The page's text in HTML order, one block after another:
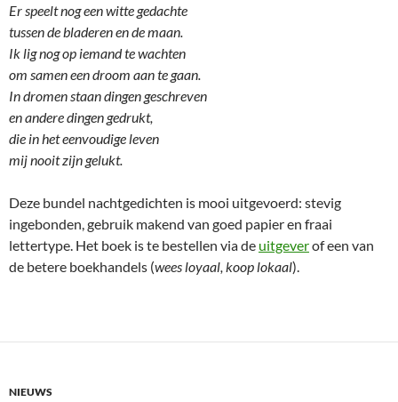
Er speelt nog een witte gedachte
tussen de bladeren en de maan.
Ik lig nog op iemand te wachten
om samen een droom aan te gaan.
In dromen staan dingen geschreven
en andere dingen gedrukt,
die in het eenvoudige leven
mij nooit zijn gelukt.
Deze bundel nachtgedichten is mooi uitgevoerd: stevig
ingebonden, gebruik makend van goed papier en fraai
lettertype. Het boek is te bestellen via de uitgeverof een van
de betere boekhandels (wees loyaal, koop lokaal).
NIEUWS